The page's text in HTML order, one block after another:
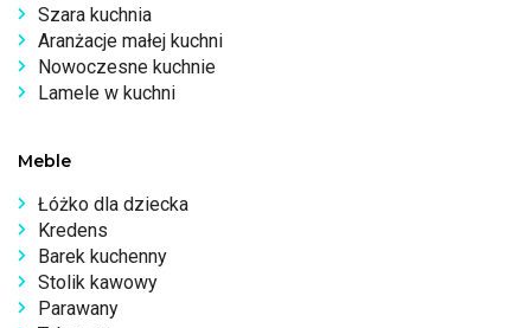
Szara kuchnia
Aranżacje małej kuchni
Nowoczesne kuchnie
Lamele w kuchni
Meble
Łóżko dla dziecka
Kredens
Barek kuchenny
Stolik kawowy
Parawany